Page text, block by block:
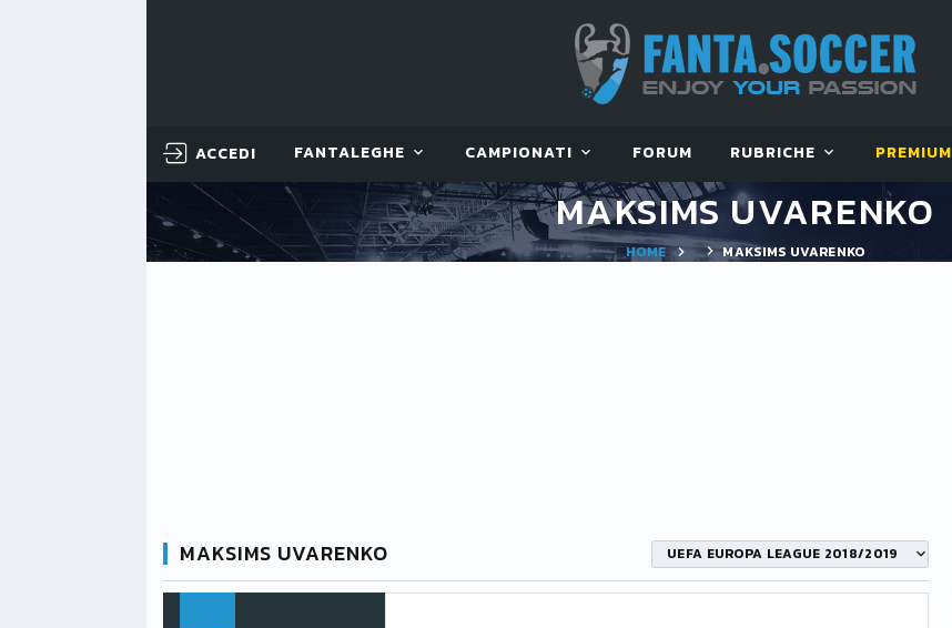
ACCEDI FANTALEGHE CAMPIONATI FORUM RUBRICHE PREMIUM
MAKSIMS UVARENKO
HOME MAKSIMS UVARENKO
MAKSIMS UVARENKO UEFA EUROPA LEAGUE 2018/2019